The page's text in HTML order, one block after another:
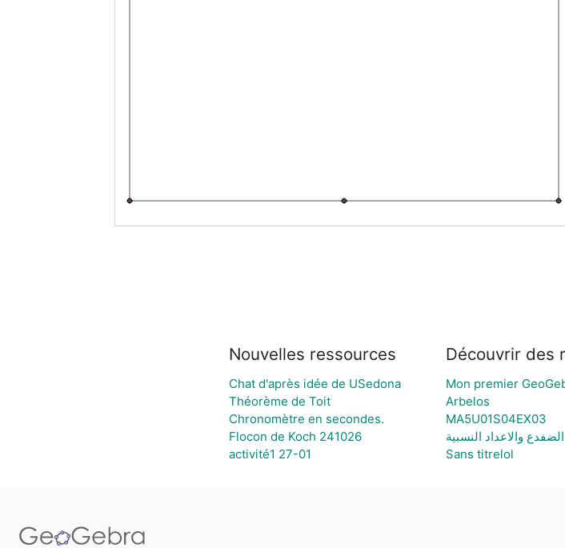
Nouvelles ressources
Chat d'après idée de USedona
Théorème de Toit
Chronomètre en secondes.
Flocon de Koch 241026
activité1 27-01
Découvrir des
Mon premier
Arbelos
MA5U01S04EX03
الضفدع والاعداد النسبية
Sans titrelol